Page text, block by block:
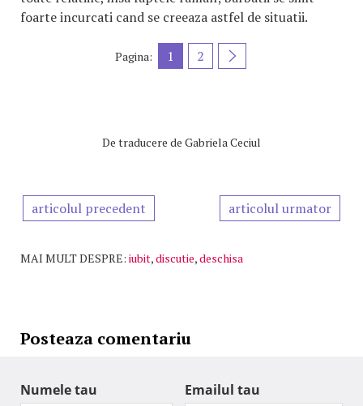
foarte incurcati cand se creeaza astfel de situatii.
Pagina: 1 2
De traducere de Gabriela Ceciul
articolul precedent articolul urmator
MAI MULT DESPRE: iubit,discutie,deschisa
Posteaza comentariu
Numele tau Emailul tau